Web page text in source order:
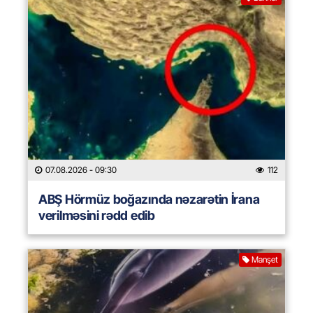
07.08.2026 - 09:30 112
ABŞ Hörmüz boğazında nəzarətin İrana
verilməsini rədd edib
Manşet